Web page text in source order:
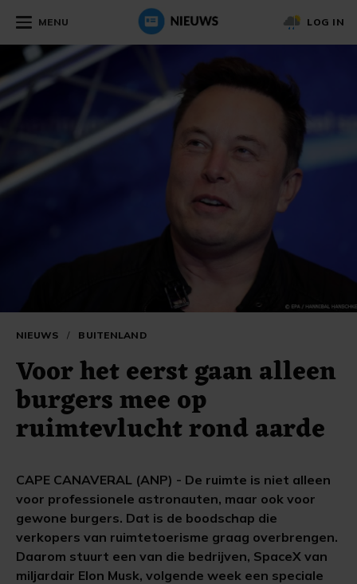
MENU LOG IN
NIEUWS / BUITENLAND
Voor het eerst gaan alleen
burgers mee op
ruimtevlucht rond aarde
CAPE CANAVERAL (ANP) - De ruimte is niet alleen
voor professionele astronauten, maar ook voor
gewone burgers. Dat is de boodschap die
verkopers van ruimtetoerisme graag overbrengen.
Daarom stuurt een van die bedrijven, SpaceX van
miljardair Elon Musk, volgende week een speciale